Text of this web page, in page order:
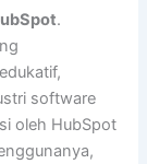
.
software
oleh HubSpot